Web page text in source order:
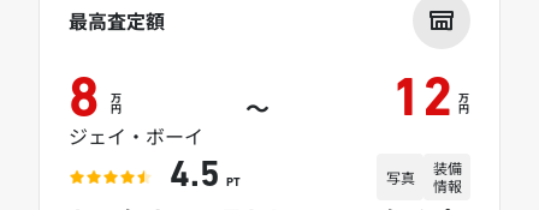
最高査定額
8 万
円 ～ 12 万
円
ジェイ・ボーイ
4.5 PT 写真
装備
情報